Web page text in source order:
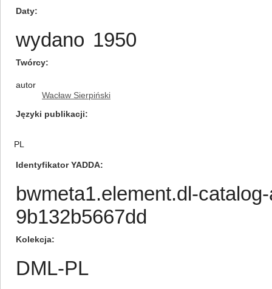
Daty
wydano 1950
Twórcy
autor
Wacław Sierpiński
Języki publikacji
PL
Identyfikator YADDA
bwmeta1.element.dl-
9b132b5667dd
Kolekcja
DML-PL